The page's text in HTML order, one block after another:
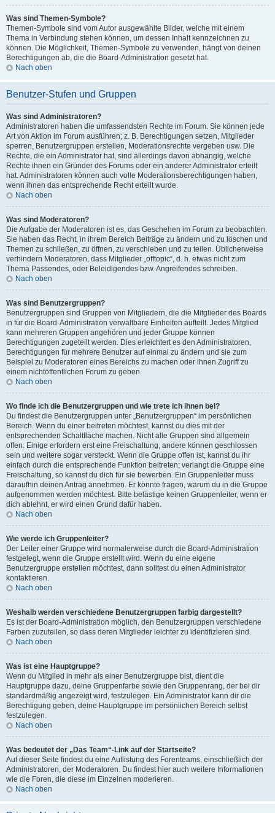
Was sind Themen-Symbole?
Themen-Symbole sind vom Autor ausgewählte Bilder, welche mit einem
Thema in Verbindung stehen können, um dessen Inhalt kennzeichnen zu
können. Die Möglichkeit, Themen-Symbole zu verwenden, hängt von deinen
Berechtigungen ab, die die Board-Administration gesetzt hat.
Nach oben
Benutzer-Stufen und Gruppen
Was sind Administratoren?
Administratoren haben die umfassendsten Rechte im Forum. Sie können jede
Art von Aktion im Forum ausführen; z. B. Berechtigungen setzen, Mitglieder
sperren, Benutzergruppen erstellen, Moderationsrechte vergeben usw. Die
Rechte, die ein Administrator hat, sind allerdings davon abhängig, welche
Rechte ihnen ein Gründer des Forums oder ein anderer Administrator erteilt
hat. Administratoren können auch volle Moderationsberechtigungen haben,
wenn ihnen das entsprechende Recht erteilt wurde.
Nach oben
Was sind Moderatoren?
Die Aufgabe der Moderatoren ist es, das Geschehen im Forum zu beobachten.
Sie haben das Recht, in ihrem Bereich Beiträge zu ändern und zu löschen und
Themen zu schließen, zu öffnen, zu verschieben und zu teilen. Üblicherweise
verhindern Moderatoren, dass Mitglieder „offtopic“, d. h. etwas nicht zum
Thema Passendes, oder Beleidigendes bzw. Angreifendes schreiben.
Nach oben
Was sind Benutzergruppen?
Benutzergruppen sind Gruppen von Mitgliedern, die die Mitglieder des Boards
in für die Board-Administration verwaltbare Einheiten aufteilt. Jedes Mitglied
kann mehreren Gruppen angehören und jeder Gruppe können
Berechtigungen zugeteilt werden. Dies erleichtert es den Administratoren,
Berechtigungen für mehrere Benutzer auf einmal zu ändern und sie zum
Beispiel zu Moderatoren eines Bereichs zu machen oder ihnen Zugriff zu
einem nichtöffentlichen Forum zu geben.
Nach oben
Wo finde ich die Benutzergruppen und wie trete ich ihnen bei?
Du findest die Benutzergruppen unter „Benutzergruppen“ im persönlichen
Bereich. Wenn du einer beitreten möchtest, kannst du dies mit der
entsprechenden Schaltfläche machen. Nicht alle Gruppen sind allgemein
offen. Einige erfordern erst eine Freischaltung, andere können geschlossen
sein und weitere sogar versteckt. Wenn die Gruppe offen ist, kannst du ihr
einfach durch die entsprechende Funktion beitreten; verlangt die Gruppe eine
Freischaltung, so kannst du dich für sie bewerben. Ein Gruppenleiter muss
daraufhin deinen Antrag annehmen. Er könnte fragen, warum du in die Gruppe
aufgenommen werden möchtest. Bitte belästige keinen Gruppenleiter, wenn er
dich ablehnt, er wird einen Grund dafür haben.
Nach oben
Wie werde ich Gruppenleiter?
Der Leiter einer Gruppe wird normalerweise durch die Board-Administration
festgelegt, wenn die Gruppe erstellt wird. Wenn du eine eigene
Benutzergruppe erstellen möchtest, dann solltest du einen Administrator
kontaktieren.
Nach oben
Weshalb werden verschiedene Benutzergruppen farbig dargestellt?
Es ist der Board-Administration möglich, den Benutzergruppen verschiedene
Farben zuzuteilen, so dass deren Mitglieder leichter zu identifizieren sind.
Nach oben
Was ist eine Hauptgruppe?
Wenn du Mitglied in mehr als einer Benutzergruppe bist, dient die
Hauptgruppe dazu, deine Gruppenfarbe sowie den Gruppenrang, der bei dir
standardmäßig angezeigt wird, festzulegen. Ein Administrator kann dir die
Berechtigung geben, deine Hauptgruppe im persönlichen Bereich selbst
festzulegen.
Nach oben
Was bedeutet der „Das Team“-Link auf der Startseite?
Auf dieser Seite findest du eine Auflistung des Forenteams, einschließlich der
Administratoren, der Moderatoren. Du findest hier auch weitere Informationen
wie die Foren, die diese im Einzelnen moderieren.
Nach oben